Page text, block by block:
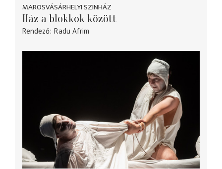
MAROSVÁSÁRHELYI SZINHÁZ
Ház a blokkok között
Rendező Radu Afrim